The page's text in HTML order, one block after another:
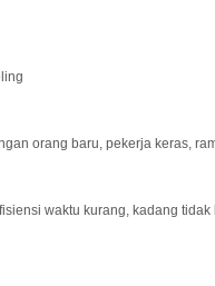
orang baru, pekerja keras,
waktu kurang, kadang